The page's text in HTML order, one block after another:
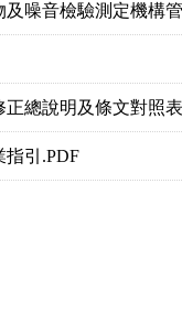
噪音檢驗測定機構
正總說明及條文對照
指引.PDF